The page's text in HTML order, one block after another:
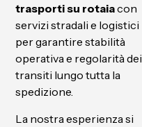
trasporti su rotaiacon
servizi stradali e logistici
per garantire stabilità
operativa e regolarità dei
transiti lungo tutta la
spedizione.
La nostra esperienza si